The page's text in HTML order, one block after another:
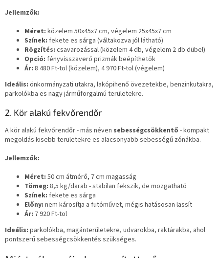
Jellemzők:
Méret: közelem 50x45x7 cm, végelem 25x45x7 cm
Színek: fekete es sárga (váltakozva jól látható)
Rögzítés: csavarozással (közelem 4 db, végelem 2 db dübel)
Opció: fényvisszaverő prizmák beépíthetők
Ár: 8 480 Ft-tol (közelem), 4 970 Ft-tol (végelem)
Ideális: önkormányzati utakra, lakópihenő övezetekbe, benzinkutakra,
parkolókba es nagy járműforgalmú területekre.
2. Kör alakú fekvőrendőr
A kör alakú fekvőrendőr - más néven sebességcsökkentő - kompakt
megoldás kisebb területekre es alacsonyabb sebességű zónákba.
Jellemzők:
Méret: 50 cm átmérő, 7 cm magasság
Tömeg: 8,5 kg/darab - stabilan fekszik, de mozgatható
Színek: fekete es sárga
Előny: nem károsítja a futóművet, mégis hatásosan lassít
Ár: 7 920 Ft-tol
Ideális: parkolókba, magánterületekre, udvarokba, raktárakba, ahol
pontszerű sebességcsökkentés szükséges.